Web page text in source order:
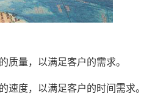
质量，以满足客户的需求。
速度，以满足客户的时间需求。